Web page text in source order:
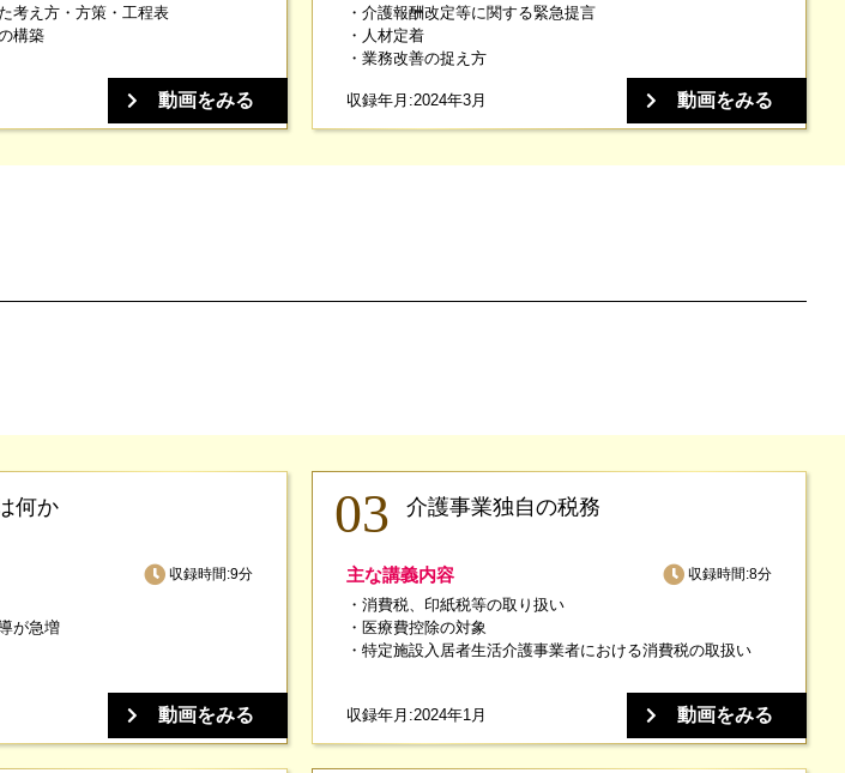
考え方・方策・工程表
構築
動画をみる
介護報酬改定等に関する緊急提言
人材定着
業務改善の捉え方
収録年月:2024年3月 動画をみる
何か
が急増
収録時間:9分
動画をみる
介護事業独自の税務
主な講義内容
消費税、印紙税等の取り扱い
医療費控除の対象
特定施設入居者生活介護事業者における消費税の取扱い
収録時間:8分
収録年月:2024年1月 動画をみる